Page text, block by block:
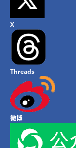
X
Threads
微博